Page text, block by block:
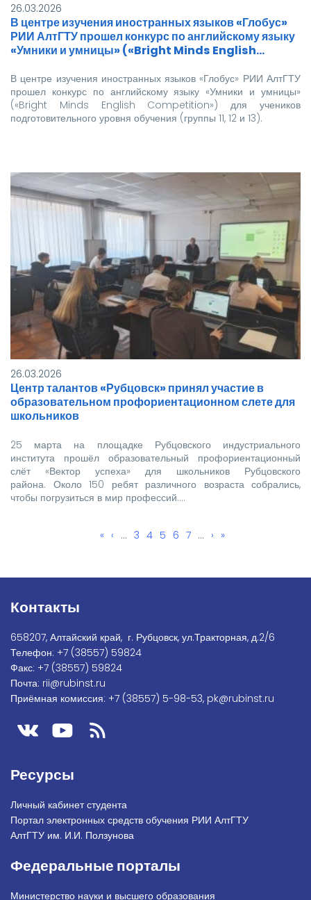
26.03.2026
В центре изучения иностранных языков «Глобус»
РИИ АлтГТУ прошел конкурс по английскому языку
«Умники и умницы» («Bright Minds English…
В центре изучения иностранных языков «Глобус» РИИ АлтГТУ
прошел конкурс по английскому языку «Умники и умницы»
(«Bright Minds English Competition») для учеников
подготовительного уровня обучения (группы 11, 12 и 13).
26.03.2026
Центр талантов «Рубцовск» принял участие в
образовательном профориентационном слете для
школьников
25 марта на площадке Рубцовского индустриального
института прошёл образовательный профориентационный
слёт «Вектор успеха» для школьников Рубцовского
района. Около 150 ребят различного возраста собрались,
чтобы погрузиться в мир профессий.…
Первая
« ←
‹ … Page
3 Page
4 Текущая
5 Page
6 Page
7 … Следующая
› Последняя
»
Контакты
658207, Алтайский край, г. Рубцовск, ул.Тракторная, д.2/6
Телефон: +7 (38557) 59824
Факс: +7 (38557) 59824
Почта: rii@rubinst.ru
Приёмная комиссия: +7 (38557) 5-98-53, pk@rubinst.ru
Ресурсы
Личный кабинет студента
Портал электронных средств обучения РИИ АлтГТУ
АлтГТУ им. И.И. Ползунова
Федеральные порталы
Министерство науки и высшего образования